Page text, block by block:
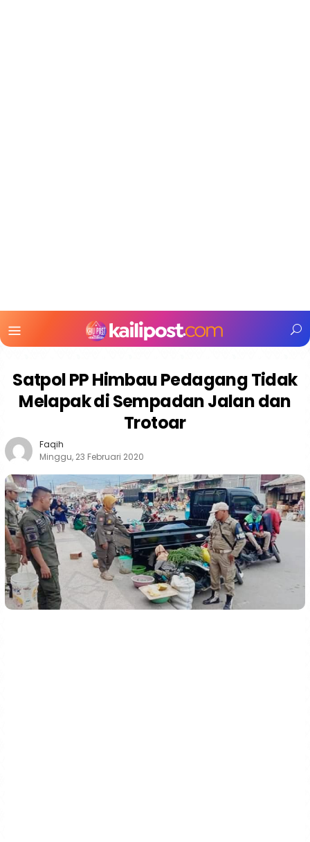
Mobile
Satpol PP Himbau Pedagang Tidak
Melapak di Sempadan Jalan dan
Trotoar
Faqih
Minggu, 23 Februari 2020